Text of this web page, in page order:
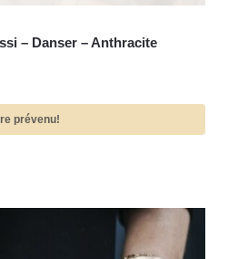
– Danser – Anthracite
prévenu!